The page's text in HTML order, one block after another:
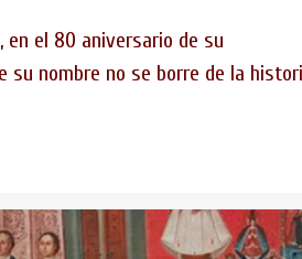
en el 80 aniversario de su
su nombre no se borre de la